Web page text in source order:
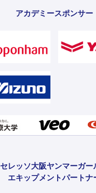
アカデミースポンサー
セレッソ大阪ヤンマーガー
エキップメントパートナ